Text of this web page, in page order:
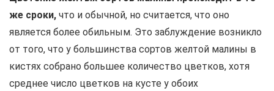
же сроки, что и обычной, но считается, что оно
является более обильным. Это заблуждение возникло
от того, что у большинства сортов желтой малины в
кистях собрано большее количество цветков, хотя
среднее число цветков на кусте у обоих